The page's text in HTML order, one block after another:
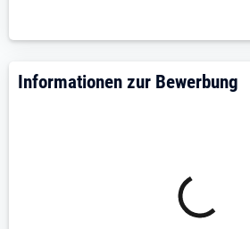
Informationen zur Bewerbung